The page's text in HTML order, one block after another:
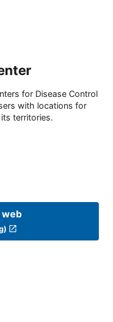
for Disease Control
with locations for
territories.
web